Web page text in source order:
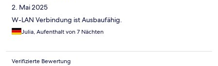
2. Mai 2025
W-LAN Verbindung ist Ausbaufähig.
Julia, Aufenthalt von 7 Nächten
Verifizierte Bewertung